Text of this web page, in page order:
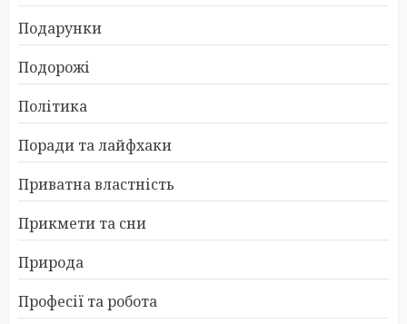
Подарунки
Подорожі
Політика
Поради та лайфхаки
Приватна властність
Прикмети та сни
Природа
Професії та робота